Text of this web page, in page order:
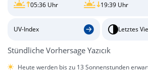
05:36 Uhr 19:39 Uhr
UV-Index Letztes
Stündliche Vorhersage Yazıcık
Heute werden bis zu 13 Sonnenstunden